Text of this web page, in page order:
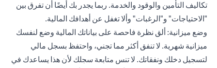
تكاليف التأمين والوقود والخدمة. ربما يجدر بك أيضًا أن تفرق بين
"الاحتياجات" و"الرغبات" وألا تغفل عن أهدافك المالية.
وضع ميزانية: ألق نظرة فاحصة على بياناتك المالية وضع لنفسك
ميزانية شهرية. لا تنفق أكثر مما تجني، واحتفظ بسجل مالي
لتسجيل دخلك ونفقاتك. لا تنس متابعة سجلك لأن هذا يساعدك في